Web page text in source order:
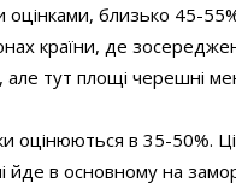
оцінками, близько 45-
країни, де
тут площі черешні
оцінюються в 35-50%.
йде в основному на